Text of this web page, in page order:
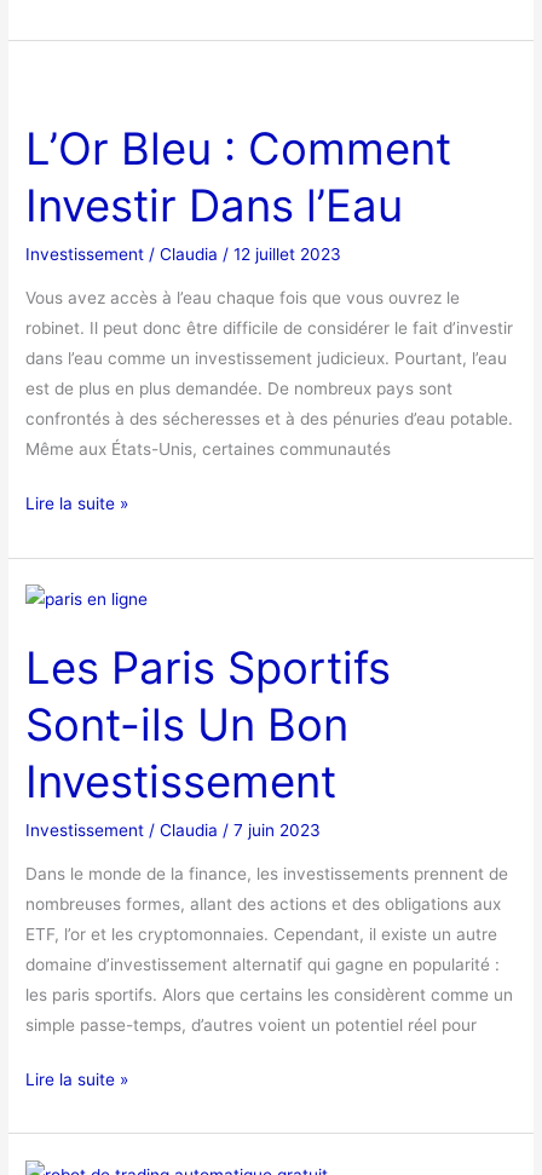
L’Or Bleu : Comment
Investir Dans l’Eau
Investissement /Claudia /12 juillet 2023
Vous avez accès à l’eau chaque fois que vous ouvrez le
robinet. Il peut donc être difficile de considérer le fait d’investir
dans l’eau comme un investissement judicieux. Pourtant, l’eau
est de plus en plus demandée. De nombreux pays sont
confrontés à des sécheresses et à des pénuries d’eau potable.
Même aux États-Unis, certaines communautés
:
Comment
Investir
l’Eau
Lire la suite »
Les Paris Sportifs
Sont-ils Un Bon
Investissement
Investissement /Claudia /7 juin 2023
Dans le monde de la finance, les investissements prennent de
nombreuses formes, allant des actions et des obligations aux
ETF, l’or et les cryptomonnaies. Cependant, il existe un autre
domaine d’investissement alternatif qui gagne en popularité :
les paris sportifs. Alors que certains les considèrent comme un
simple passe-temps, d’autres voient un potentiel réel pour
Les
Sportifs
Sont-
ils
Un
Bon
Lire la suite »